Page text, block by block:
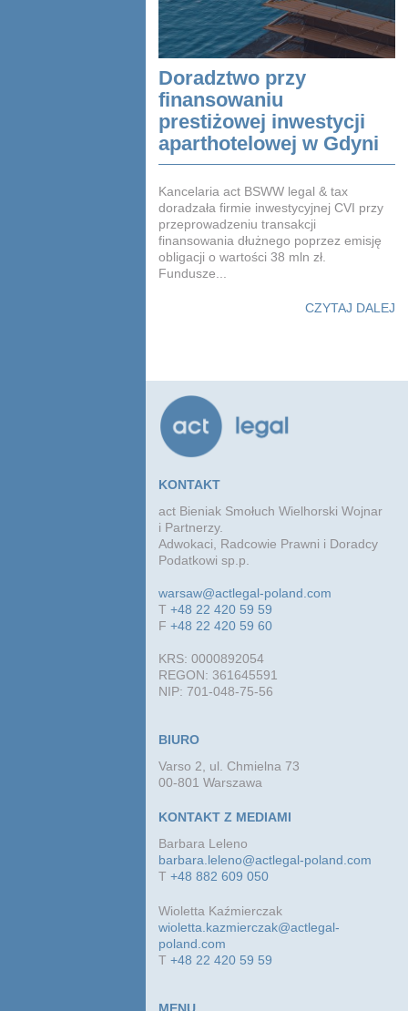
Doradztwo przy
finansowaniu
prestiżowej inwestycji
aparthotelowej w Gdyni
Kancelaria act BSWW legal & tax
doradzała firmie inwestycyjnej CVI przy
przeprowadzeniu transakcji
finansowania dłużnego poprzez emisję
obligacji o wartości 38 mln zł.
Fundusze...
CZYTAJ DALEJ
KONTAKT
act Bieniak Smołuch Wielhorski Wojnar
i Partnerzy.
Adwokaci, Radcowie Prawni i Doradcy
Podatkowi sp.p.
warsaw@actlegal-poland.com
T+48 22 420 59 59
F+48 22 420 59 60
KRS: 0000892054
REGON: 361645591
NIP: 701-048-75-56
BIURO
Varso 2, ul. Chmielna 73
00-801 Warszawa
KONTAKT Z MEDIAMI
Barbara Leleno
barbara.leleno@actlegal-poland.com
T+48 882 609 050
Wioletta Kaźmierczak
wioletta.kazmierczak@actlegal-
poland.com
T+48 22 420 59 59